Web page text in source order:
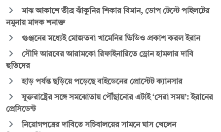
মাঝ আকাশে তীব্র ঝাঁকুনির শিকার বিমান, ডোপ টেস্টে পাইলটের
নমুনায় মাদক শনাক্ত
গুঞ্জনের মধ্যেই মোজতবা খামেনির ভিডিও প্রকাশ করল ইরান
সৌদি আরবের আরামকো রিফাইনারিতে ড্রোন হামলার দাবি
হুতিদের
হাড় পর্যন্ত ছড়িয়ে পড়েছে বাইডেনের প্রোস্টেট ক্যানসার
যুক্তরাষ্ট্রের সঙ্গে সমঝোতায় পৌঁছানোর এটাই ‘সেরা সময়’: ইরানের
প্রেসিডেন্ট
নিয়োগপত্রের দাবিতে সচিবালয়ের সামনে ঘাস খেলেন